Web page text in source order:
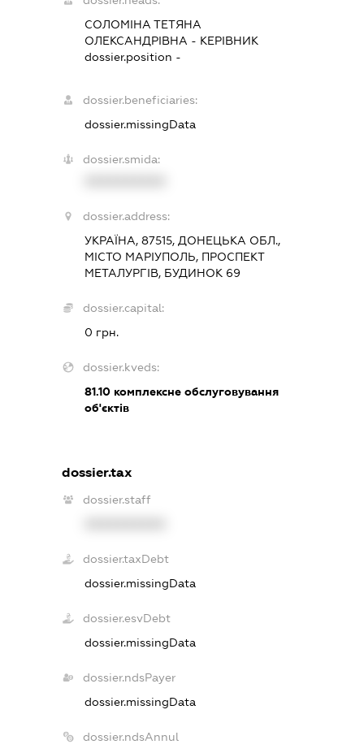
СОЛОМІНА ТЕТЯНА
ОЛЕКСАНДРІВНА - КЕРІВНИК
dossier.position -
dossier.beneficiaries:
dossier.missingData
dossier.smida:
dossier.address:
УКРАЇНА, 87515, ДОНЕЦЬКА ОБЛ.,
МІСТО МАРІУПОЛЬ, ПРОСПЕКТ
МЕТАЛУРГІВ, БУДИНОК 69
dossier.capital:
0 грн.
dossier.kveds:
81.10комплексне обслуговування
об'єктів
dossier.tax
dossier.staff
dossier.taxDebt
dossier.missingData
dossier.esvDebt
dossier.missingData
dossier.ndsPayer
dossier.missingData
dossier.ndsAnnul